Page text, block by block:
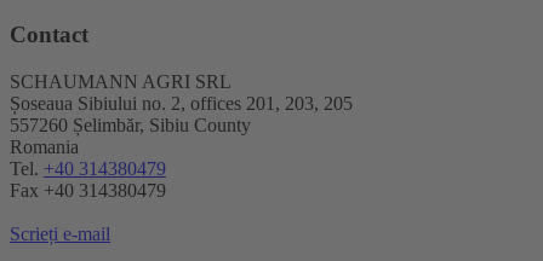
Contact
SCHAUMANN AGRI SRL
Șoseaua Sibiului no. 2, offices 201, 203, 205
557260 Șelimbăr, Sibiu County
Romania
Tel. +40 314380479
Fax +40 314380479
Scrieți e-mail